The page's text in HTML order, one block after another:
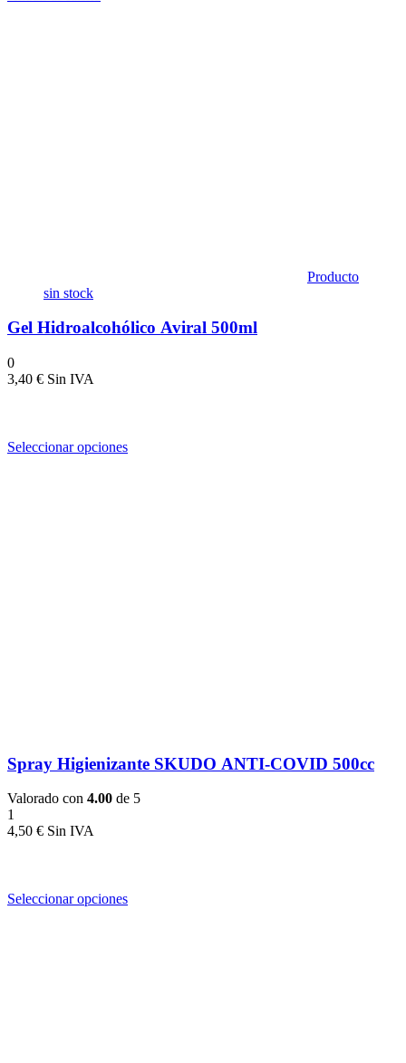
Producto
sin stock
Gel Hidroalcohólico Aviral 500ml
0
3,40 €
Seleccionar opciones
Spray Higienizante SKUDO ANTI-COVID 500cc
Valorado con 4.00 de 5
1
4,50 €
Seleccionar opciones